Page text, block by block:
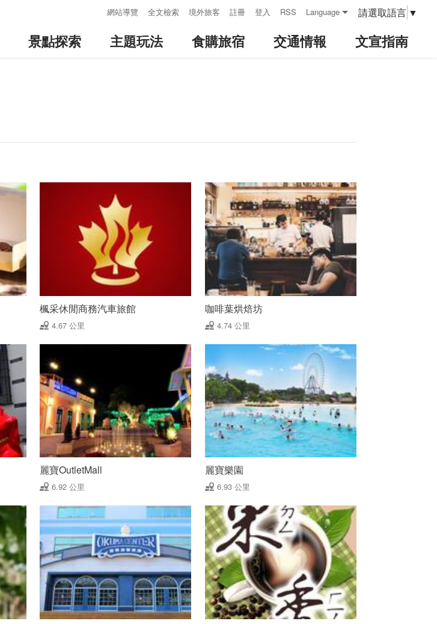
網站導覽 全文檢索 境外旅客 註冊 登入 RSS Language 請選取語言 ▼
景點探索 主題玩法 食購旅宿 交通情報 文宣指南
楓采休閒商務汽車旅館
4.67 公里
咖啡葉烘焙坊
4.74 公里
麗寶OutletMall
6.92 公里
麗寶樂園
6.93 公里